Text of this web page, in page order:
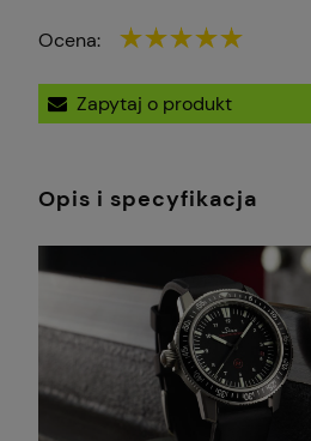
Ocena:
Zapytaj o produkt
Opis i specyfikacja